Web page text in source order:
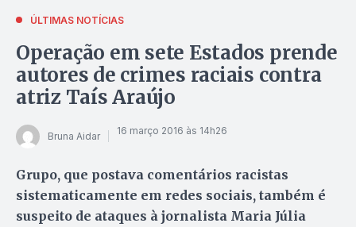
ÚLTIMAS NOTÍCIAS
Operação em sete Estados prende
autores de crimes raciais contra
atriz Taís Araújo
Bruna Aidar 16 março 2016 às 14h26
Grupo, que postava comentários racistas
sistematicamente em redes sociais, também é
suspeito de ataques à jornalista Maria Júlia